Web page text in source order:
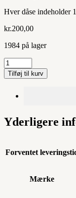
Hver dåse indeholder
kr.200,00
1984 på lager
Nico
Power
antal
Tilføj til kurv
Yderligere
Forventet
Mærke